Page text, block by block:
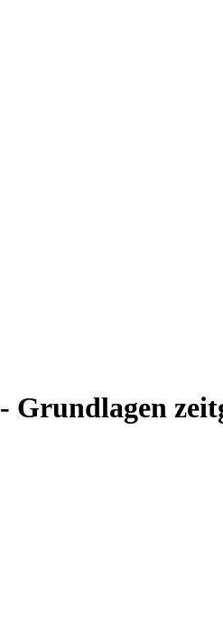
Grundlagen